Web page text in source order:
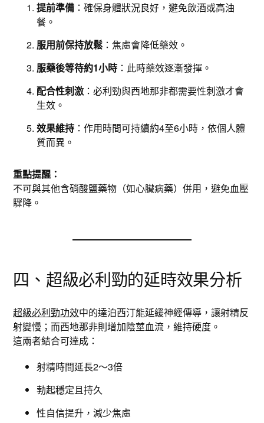
提前準備 ：確保身體狀況良好，避免飲酒或高油
餐。
服用前保持放鬆 ：焦慮會降低藥效。
服藥後等待約1小時 ：此時藥效逐漸發揮。
配合性刺激 ：必利勁與西地那非都需要性刺激才會
生效。
效果維持 ：作用時間可持續約4至6小時，依個人體
質而異。
重點提醒：
不可與其他含硝酸鹽藥物（如心臟病藥）併用，避免血壓
驟降。
四、超級必利勁的延時效果分析
超級必利勁功效中的達泊西汀能延緩神經傳導，讓射精反
射變慢；而西地那非則增加陰莖血流，維持硬度。
這兩者結合可達成：
射精時間延長2～3倍
勃起穩定且持久
性自信提升，減少焦慮